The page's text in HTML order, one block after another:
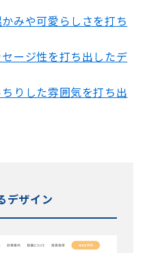
みや可愛らしさを打ち
ージ性を打ち出したデ
りした雰囲気を打ち出
デザイン